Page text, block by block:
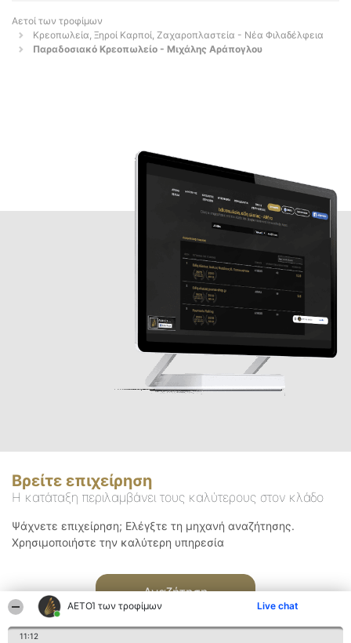
ΑΕΤΟΊ των τροφίμων Live chat
11:12
Αετοί των τροφίμων
Κρεοπωλεία, Ξηροί Καρποί, Ζαχαροπλαστεία - Νέα Φιλαδέλφεια
Παραδοσιακό Κρεοπωλείο - Μιχάλης Αράπογλου
Βρείτε επιχείρηση
Η κατάταξη περιλαμβάνει τους καλύτερους στον κλάδο
Ψάχνετε επιχείρηση; Ελέγξτε τη μηχανή αναζήτησης.
Χρησιμοποιήστε την καλύτερη υπηρεσία
Αναζήτηση